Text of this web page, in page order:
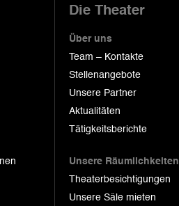
Die Theater
Über uns
Team – Kontakte
Stellenangebote
Unsere Partner
Aktualitäten
Tätigkeitsberichte
Unsere Räumlichkeiten
Theaterbesichtigungen
Unsere Säle mieten